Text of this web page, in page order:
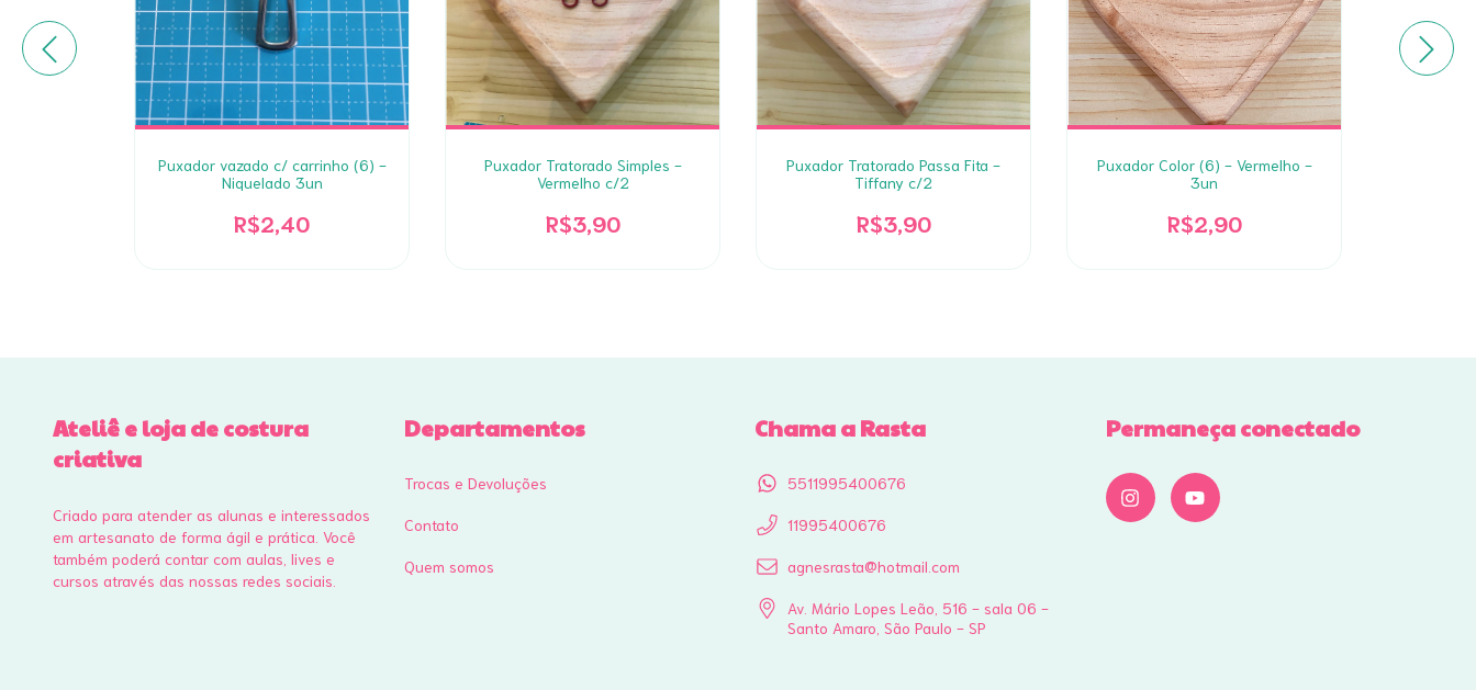
Puxador vazado c/ carrinho (6) -
Niquelado 3un
R$2,40
Puxador Tratorado Simples -
Vermelho c/2
R$3,90
Puxador Tratorado Passa Fita -
Tiffany c/2
R$3,90
Puxador Color (6) - Vermelho -
3un
R$2,90
Ateliê e loja de costura
criativa
Criado para atender as alunas e interessados
em artesanato de forma ágil e prática. Você
também poderá contar com aulas, lives e
cursos através das nossas redes sociais.
Departamentos
Trocas e Devoluções
Contato
Quem somos
Chama a Rasta
5511995400676
11995400676
agnesrasta@hotmail.com
Av. Mário Lopes Leão, 516 - sala 06 -
Santo Amaro, São Paulo - SP
Permaneça conectado